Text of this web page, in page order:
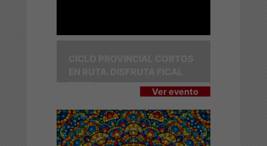
Ver evento